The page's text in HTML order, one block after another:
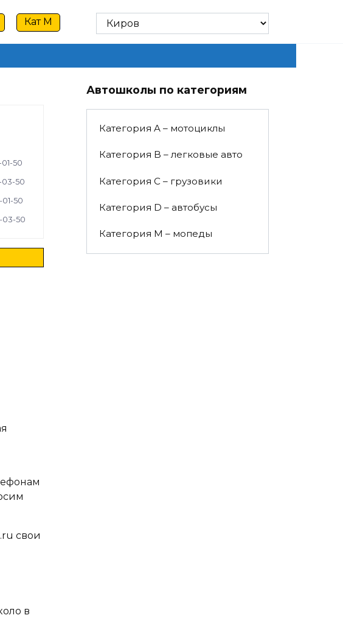
Кат M
50
03-50
01-50
03-50
свои
в
Автошколы по категориям
Категория A – мотоциклы
Категория B – легковые авто
Категория C – грузовики
Категория D – автобусы
Категория M – мопеды